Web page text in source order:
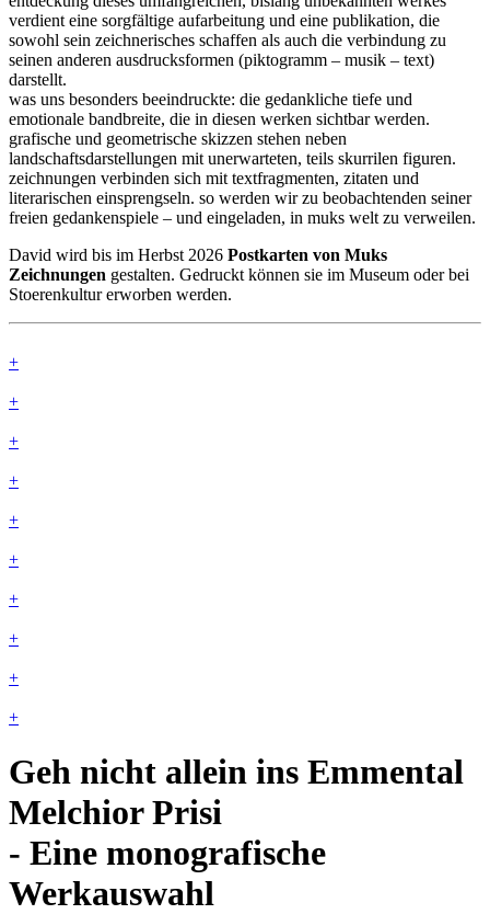
verdient eine sorgfältige aufarbeitung und eine publikation, die
sowohl sein zeichnerisches schaffen als auch die verbindung zu
seinen anderen ausdrucksformen (piktogramm – musik – text)
darstellt.
was uns besonders beeindruckte: die gedankliche tiefe und
emotionale bandbreite, die in diesen werken sichtbar werden.
grafische und geometrische skizzen stehen neben
landschaftsdarstellungen mit unerwarteten, teils skurrilen figuren.
zeichnungen verbinden sich mit textfragmenten, zitaten und
literarischen einsprengseln. so werden wir zu beobachtenden seiner
freien gedankenspiele – und eingeladen, in muks welt zu verweilen.
David wird bis im Herbst 2026 Postkarten von Muks
Zeichnungen gestalten. Gedruckt können sie im Museum oder bei
Stoerenkultur erworben werden.
+
+
+
+
+
+
+
+
+
+
Geh nicht allein ins Emmental
Melchior Prisi
- Eine monografische
Werkauswahl